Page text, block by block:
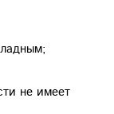
не имеет